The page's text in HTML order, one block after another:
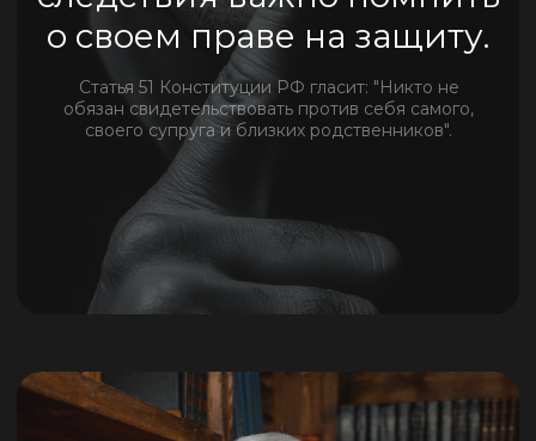
Контакты
Телефон:
+7 911 111 11 11
example@mail.ru
Соц сети: